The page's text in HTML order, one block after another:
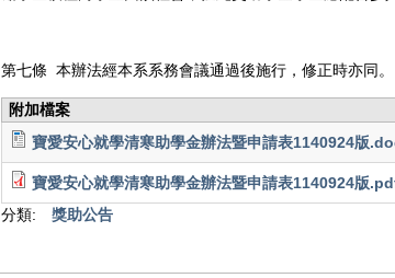
第七條 本辦法經本系系務會議通過後施行，修正時亦同。
附加檔案
寶愛安心就學清寒助學金辦法暨申請表1140924版
寶愛安心就學清寒助學金辦法暨申請表1140924版
分類:
獎助公告